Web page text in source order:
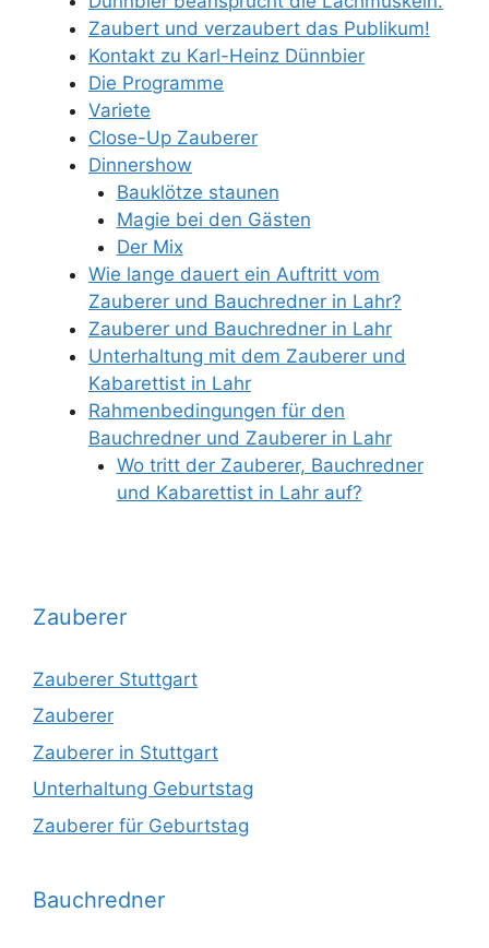
Zaubert und verzaubert das Publikum!
Kontakt zu Karl-Heinz Dünnbier
Die Programme
Variete
Close-Up Zauberer
Dinnershow
Bauklötze staunen
Magie bei den Gästen
Der Mix
Wie lange dauert ein Auftritt vom
Zauberer und Bauchredner in Lahr?
Zauberer und Bauchredner in Lahr
Unterhaltung mit dem Zauberer und
Kabarettist in Lahr
Rahmenbedingungen für den
Bauchredner und Zauberer in Lahr
Wo tritt der Zauberer, Bauchredner
und Kabarettist in Lahr auf?
Zauberer
Zauberer Stuttgart
Zauberer
Zauberer in Stuttgart
Unterhaltung Geburtstag
Zauberer für Geburtstag
Bauchredner